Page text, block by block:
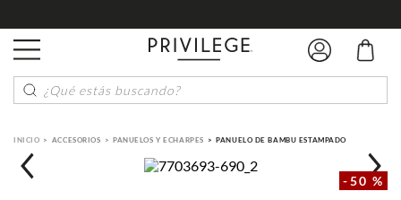
¿Qué estás buscando?
ACCESORIOS PANUELOS Y ECHARPES PANUELO DE BAMBU ESTAMPADO
-50 %